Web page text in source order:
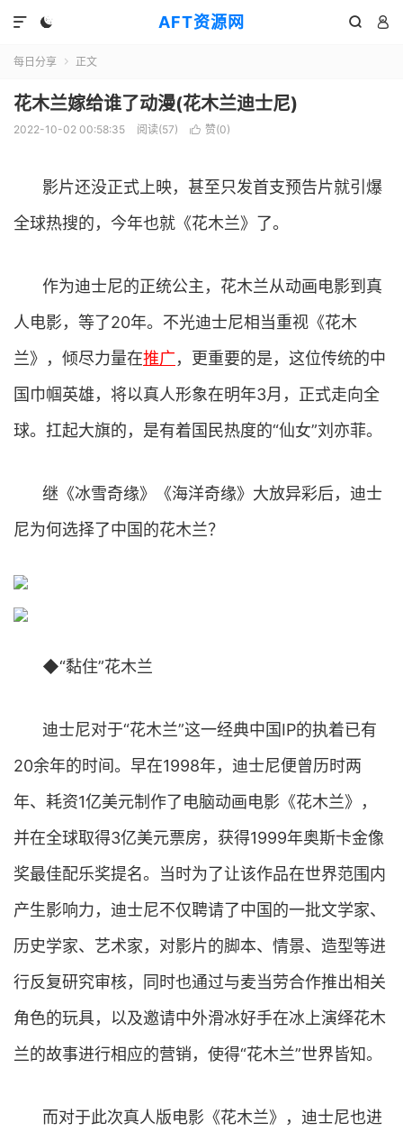
AFT资源网
  

每日分享  正文
花木兰嫁给谁了动漫(花木兰迪士尼)
2022-10-02 00:58:35 阅读(57)  赞(0)
影片还没正式上映，甚至只发首支预告片就引爆
全球热搜的，今年也就《花木兰》了。
作为迪士尼的正统公主，花木兰从动画电影到真
人电影，等了20年。不光迪士尼相当重视《花木
兰》，倾尽力量在推广，更重要的是，这位传统的中
国巾帼英雄，将以真人形象在明年3月，正式走向全
球。扛起大旗的，是有着国民热度的“仙女”刘亦菲。
继《冰雪奇缘》《海洋奇缘》大放异彩后，迪士
尼为何选择了中国的花木兰？
◆“黏住”花木兰
迪士尼对于“花木兰”这一经典中国IP的执着已有
20余年的时间。早在1998年，迪士尼便曾历时两
年、耗资1亿美元制作了电脑动画电影《花木兰》，
并在全球取得3亿美元票房，获得1999年奥斯卡金像
奖最佳配乐奖提名。当时为了让该作品在世界范围内
产生影响力，迪士尼不仅聘请了中国的一批文学家、
历史学家、艺术家，对影片的脚本、情景、造型等进
行反复研究审核，同时也通过与麦当劳合作推出相关
角色的玩具，以及邀请中外滑冰好手在冰上演绎花木
兰的故事进行相应的营销，使得“花木兰”世界皆知。
而对于此次真人版电影《花木兰》，迪士尼也进